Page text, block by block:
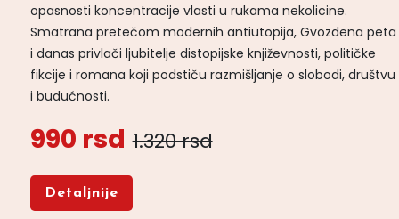
opasnosti koncentracije vlasti u rukama nekolicine.
Smatrana pretečom modernih antiutopija, Gvozdena peta
i danas privlači ljubitelje distopijske književnosti, političke
fikcije i romana koji podstiču razmišljanje o slobodi, društvu
i budućnosti.
990 rsd 1.320 rsd
Detaljnije